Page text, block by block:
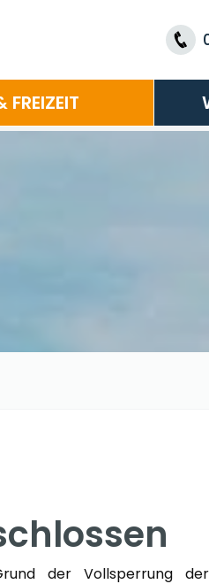
FREIZEIT
der Vollsperrung